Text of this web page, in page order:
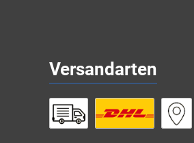
Versandarten